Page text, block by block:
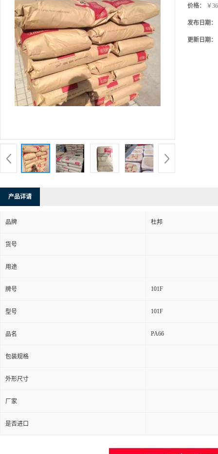
价格： ￥
发布日期：
更新日期：
产品详请
品牌 杜邦
货号
用途
牌号 101F
型号 101F
品名 PA66
包装规格
外形尺寸
厂家
是否进口